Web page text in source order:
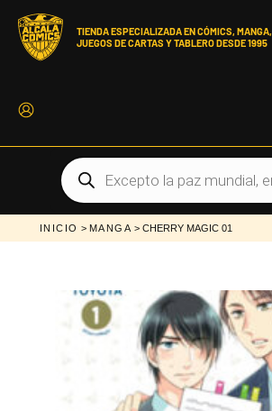
contenido
TIENDA ESPECIALIZADA EN CÓMICS, MANGA,
JUEGOS DE CARTAS Y TABLERO DESDE 1995
Búsqueda
de
productos
INICIO > MANGA > CHERRY MAGIC 01